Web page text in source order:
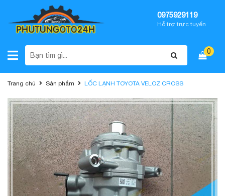
0975929119
Hỗ trợ trực tuyến
0
Trang chủ Sản phẩm LỐC LẠNH TOYOTA VELOZ CROSS